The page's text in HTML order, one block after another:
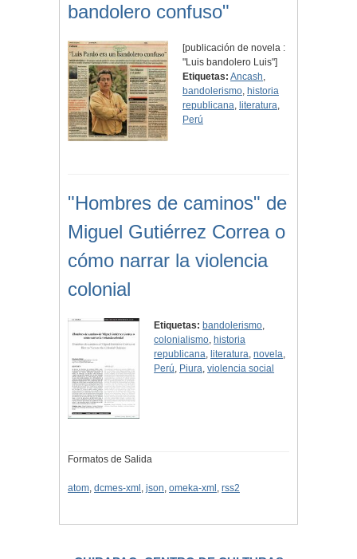
bandolero confuso"
[publicación de novela :
"Luis bandolero Luis"]
Etiquetas: Ancash,
bandolerismo, historia
republicana, literatura,
Perú
"Hombres de caminos" de
Miguel Gutiérrez Correa o
cómo narrar la violencia
colonial
Etiquetas: bandolerismo,
colonialismo, historia
republicana, literatura,novela,
Perú, Piura,violencia social
Formatos de Salida
atom, dcmes-xml , json, omeka-xml , rss2